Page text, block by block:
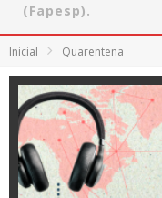
(Fapesp).
Inicial Quarentena